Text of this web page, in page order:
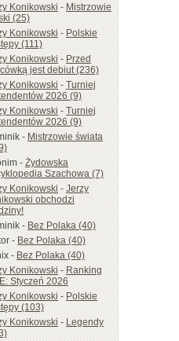
Konikowski-Mistrzowie
(25)
Konikowski-Polskie
(111)
Konikowski-Przed
jest debiut (236)
Konikowski-Turniej
2026 (9)
Konikowski-Turniej
2026 (9)
-Mistrzowie świata
-Żydowska
Szachowa (7)
Konikowski-Jerzy
obchodzi
-Bez Polaka (40)
-Bez Polaka (40)
-Bez Polaka (40)
Konikowski-Ranking
Styczeń 2026
Konikowski-Polskie
(103)
Konikowski-Legendy